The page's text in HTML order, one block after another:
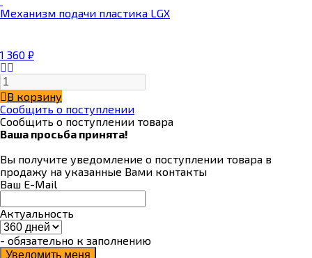
Механизм подачи пластика LGX
1 360 ₽
В корзину
Сообщить о поступлении
Сообщить о поступлении товара
Ваша просьба принята!
Вы получите уведомление о поступлении товара в
продажу на указанные Вами контакты
Ваш E-Mail
Актуальность
- обязательно к заполнению